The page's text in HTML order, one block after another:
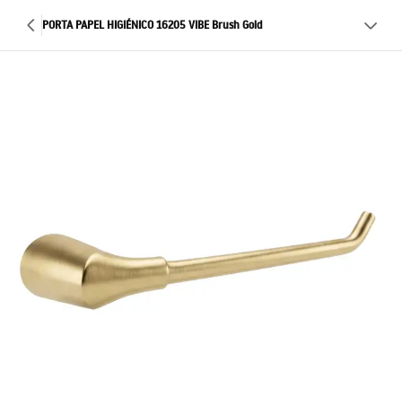
PORTA PAPEL HIGIÉNICO 16205 VIBE Brush Gold